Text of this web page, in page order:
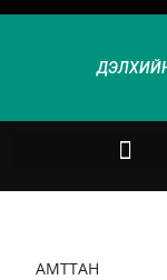
АМТТАН